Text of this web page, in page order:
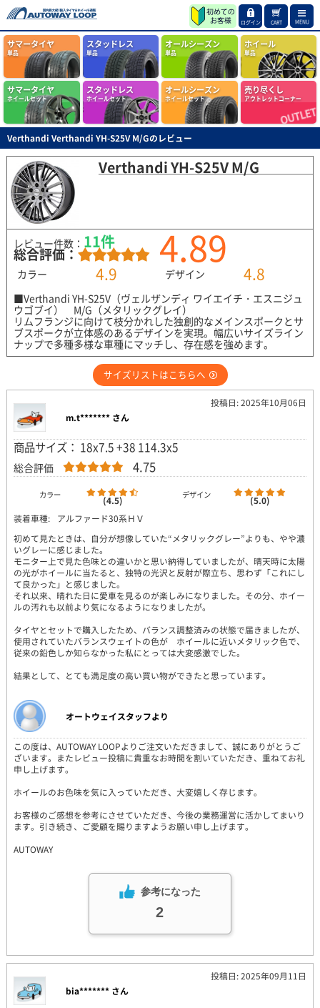
ログイン CART MENU
サマータイヤ
単品
スタッドレス
単品
オールシーズン
単品
ホイール
単品
サマータイヤ
ホイールセット
スタッドレス
ホイールセット
オールシーズン
ホイールセット
売り尽くし
アウトレットコーナー
Verthandi Verthandi YH-S25V M/Gのレビュー
Verthandi YH-S25V M/G
レビュー件数： 11件
総合評価： 4.89
カラー 4.9 デザイン 4.8
■Verthandi YH-S25V（ヴェルザンディ ワイエイチ・エスニジュ
ウゴブイ） M/G（メタリックグレイ）
リムフランジに向けて枝分かれした独創的なメインスポークとサ
ブスポークが立体感のあるデザインを実現。幅広いサイズライン
ナップで多種多様な車種にマッチし、存在感を強めます。
サイズリストはこちらへ
投稿日: 2025年10月06日
m.t******* さん
商品サイズ： 18x7.5 +38 114.3x5
総合評価 4.75
カラー (4.5) デザイン
(5.0)
装着車種:
アルファード30系ＨＶ
初めて見たときは、自分が想像していた“メタリックグレー”よりも、やや濃
いグレーに感じました。
モニター上で見た色味との違いかと思い納得していましたが、晴天時に太陽
の光がホイールに当たると、独特の光沢と反射が際立ち、思わず「これにし
て良かった」と感じました。
それ以来、晴れた日に愛車を見るのが楽しみになりました。その分、ホイー
ルの汚れも以前より気になるようになりましたが。
タイヤとセットで購入したため、バランス調整済みの状態で届きましたが、
使用されていたバランスウェイトの色が ホイールに近いメタリック色で、
従来の鉛色しか知らなかった私にとっては大変感激でした。
結果として、とても満足度の高い買い物ができたと思っています。
オートウェイスタッフより
この度は、AUTOWAY LOOPよりご注文いただきまして、誠にありがとうご
ざいます。またレビュー投稿に貴重なお時間を割いていただき、重ねてお礼
申し上げます。
ホイールのお色味を気に入っていただき、大変嬉しく存じます。
お客様のご感想を参考にさせていただき、今後の業務運営に活かしてまいり
ます。引き続き、ご愛顧を賜りますようお願い申し上げます。
AUTOWAY
参考になった
2
投稿日: 2025年09月11日
bia******* さん